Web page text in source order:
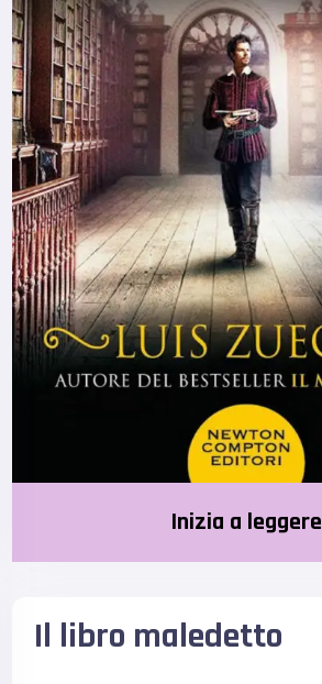
Inizia a leggere
Il libro maledetto